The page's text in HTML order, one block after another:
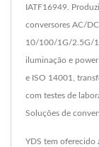
IATF16949.
conversores AC/
10/100/1G/2.5G/
iluminação e
e ISO 14001,
com testes de
Soluções de
YDS tem oferecido